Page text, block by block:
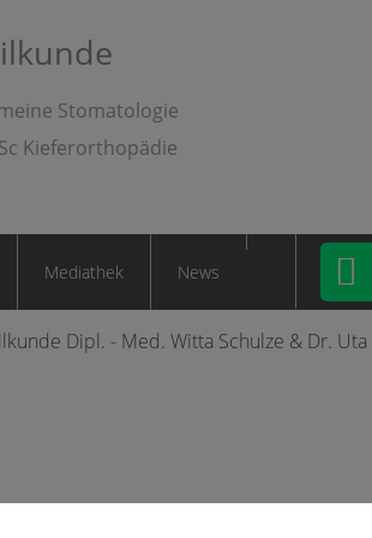
Stomatologie
Kieferorthopädie
Mediathek News